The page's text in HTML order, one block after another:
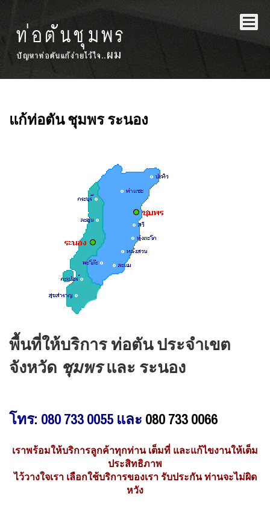
แก้ท่อตัน ชุมพร ระนอง
พื้นที่ให้บริการ ท่อตัน ประจำเขต
จังหวัด ชุมพรและ ระนอง
โทร: 080 733 0055 และ 080 733 0066
เราพร้อมให้บริการลูกค้าทุกท่าน เต็มที่ และแก้ไขงานให้เต็ม
ประสิทธิภาพ
ไว้วางใจเรา เลือกใช้บริการของเรา รับประกัน ท่านจะไม่ผิด
หวัง